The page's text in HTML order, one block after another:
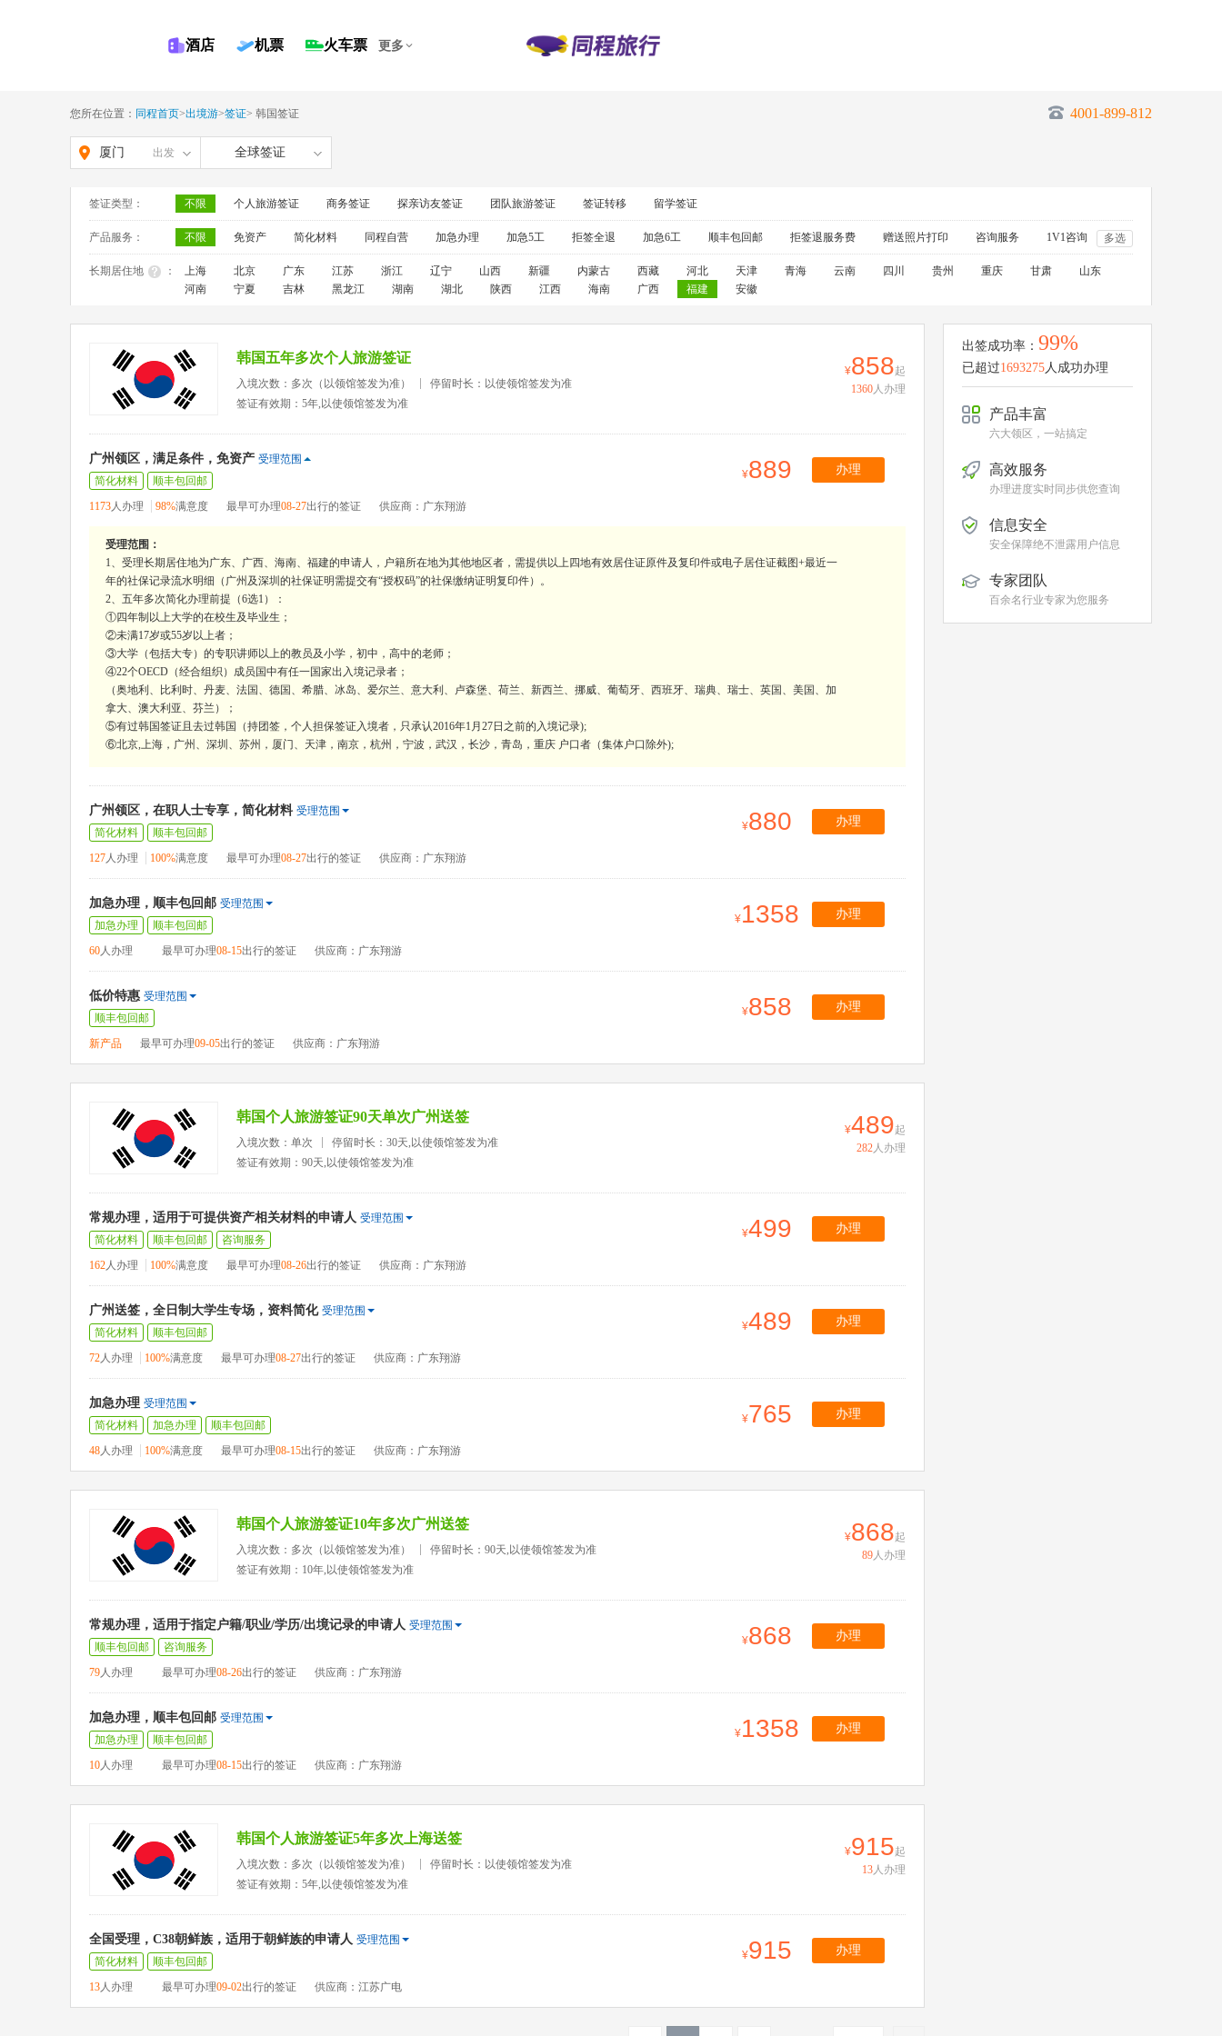
酒店 机票 火车票 更多
您所在位置： 同程首页>出境游>签证> 韩国签证 4001-899-812
厦门 出发 全球签证
签证类型： 不限 个人旅游签证 商务签证 探亲访友签证 团队旅游签证 签证转移 留学签证
产品服务： 不限 免资产 简化材料 同程自营 加急办理 加急5工 拒签全退 加急6工 顺丰包回邮 拒签退服务费 赠送照片打印 咨询服务 1V1咨询 多选
长期居住地 ： 上海 北京 广东 江苏 浙江 辽宁 山西 新疆 内蒙古 西藏 河北 天津 青海 云南 四川 贵州 重庆 甘肃
山东
河南
宁夏 吉林 黑龙江 湖南 湖北 陕西 江西 海南 广西 福建 安徽
韩国五年多次个人旅游签证
入境次数：多次（以领馆签发为准）
停留时长：以使领馆签发为准
签证有效期：5年,以使领馆签发为准
858起
1360人办理
广州领区，满足条件，免资产 受理范围
简化材料
顺丰包回邮
1173人办理 98%满意度 最早可办理08-27出行的签证 供应商：广东翔游
889 办理
受理范围：
1、受理长期居住地为广东、广西、海南、福建的申请人，户籍所在地为其他地区者，需提供以上四地有效居住证原件及复印件或电子居住证截图+最近一
年的社保记录流水明细（广州及深圳的社保证明需提交有“授权码”的社保缴纳证明复印件）。
2、五年多次简化办理前提（6选1）：
①四年制以上大学的在校生及毕业生；
②未满17岁或55岁以上者；
③大学（包括大专）的专职讲师以上的教员及小学，初中，高中的老师；
④22个OECD（经合组织）成员国中有任一国家出入境记录者；
（奥地利、比利时、丹麦、法国、德国、希腊、冰岛、爱尔兰、意大利、卢森堡、荷兰、新西兰、挪威、葡萄牙、西班牙、瑞典、瑞士、英国、美国、加
拿大、澳大利亚、芬兰）；
⑤有过韩国签证且去过韩国（持团签，个人担保签证入境者，只承认2016年1月27日之前的入境记录);
⑥北京,上海，广州、深圳、苏州，厦门、天津，南京，杭州，宁波，武汉，长沙，青岛，重庆 户口者（集体户口除外);
广州领区，在职人士专享，简化材料 受理范围
简化材料
顺丰包回邮
127人办理 100%满意度 最早可办理08-27出行的签证 供应商：广东翔游
880 办理
加急办理，顺丰包回邮 受理范围
加急办理
顺丰包回邮
60人办理 最早可办理08-15出行的签证 供应商：广东翔游
1358 办理
低价特惠 受理范围
顺丰包回邮
新产品
最早可办理09-05出行的签证 供应商：广东翔游
858 办理
韩国个人旅游签证90天单次广州送签
入境次数：单次
停留时长：30天,以使领馆签发为准
签证有效期：90天,以使领馆签发为准
489起
282人办理
常规办理，适用于可提供资产相关材料的申请人 受理范围
简化材料
顺丰包回邮
咨询服务
162人办理 100%满意度 最早可办理08-26出行的签证 供应商：广东翔游
499 办理
广州送签，全日制大学生专场，资料简化 受理范围
简化材料
顺丰包回邮
72人办理 100%满意度 最早可办理08-27出行的签证 供应商：广东翔游
489 办理
加急办理 受理范围
简化材料
加急办理
顺丰包回邮
48人办理 100%满意度 最早可办理08-15出行的签证 供应商：广东翔游
765 办理
韩国个人旅游签证10年多次广州送签
入境次数：多次（以领馆签发为准）
停留时长：90天,以使领馆签发为准
签证有效期：10年,以使领馆签发为准
868起
89人办理
常规办理，适用于指定户籍/职业/学历/出境记录的申请人 受理范围
顺丰包回邮
咨询服务
79人办理 最早可办理08-26出行的签证 供应商：广东翔游
868 办理
加急办理，顺丰包回邮 受理范围
加急办理
顺丰包回邮
10人办理 最早可办理08-15出行的签证 供应商：广东翔游
1358 办理
韩国个人旅游签证5年多次上海送签
入境次数：多次（以领馆签发为准）
停留时长：以使领馆签发为准
签证有效期：5年,以使领馆签发为准
915起
13人办理
全国受理，C38朝鲜族，适用于朝鲜族的申请人 受理范围
简化材料
顺丰包回邮
13人办理 最早可办理09-02出行的签证 供应商：江苏广电
915 办理
出签成功率： 99%
已超过1693275人成功办理
产品丰富
六大领区，一站搞定
高效服务
办理进度实时同步供您查询
信息安全
安全保障绝不泄露用户信息
专家团队
百余名行业专家为您服务